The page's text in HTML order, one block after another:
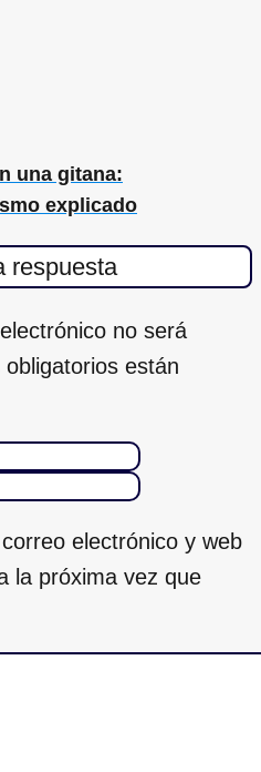
una gitana:
explicado
respuesta
no será
están
electrónico y web
la próxima vez que